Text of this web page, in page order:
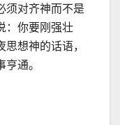
须对齐神而不是
：你要刚强壮
想神的话语，
通。